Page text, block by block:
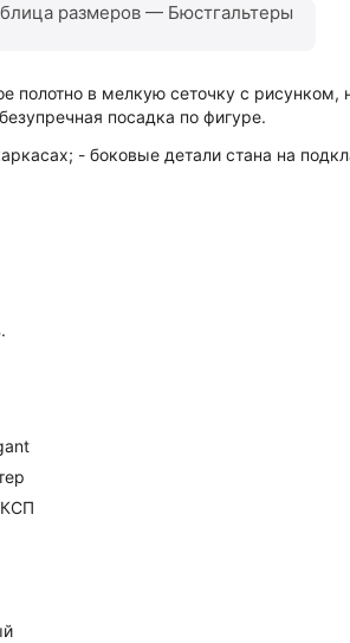
размеров — Бюстгальтеры
полотно в мелкую сеточку с
посадка по фигуре.
- боковые детали стана на